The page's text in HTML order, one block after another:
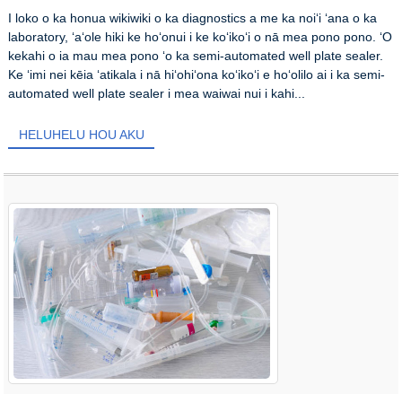
I loko o ka honua wikiwiki o ka diagnostics a me ka noiʻi ʻana o ka
laboratory, ʻaʻole hiki ke hoʻonui i ke koʻikoʻi o nā mea pono pono. ʻO
kekahi o ia mau mea pono ʻo ka semi-automated well plate sealer.
Ke ʻimi nei kēia ʻatikala i nā hiʻohiʻona koʻikoʻi e hoʻolilo ai i ka semi-
automated well plate sealer i mea waiwai nui i kahi...
HELUHELU HOU AKU